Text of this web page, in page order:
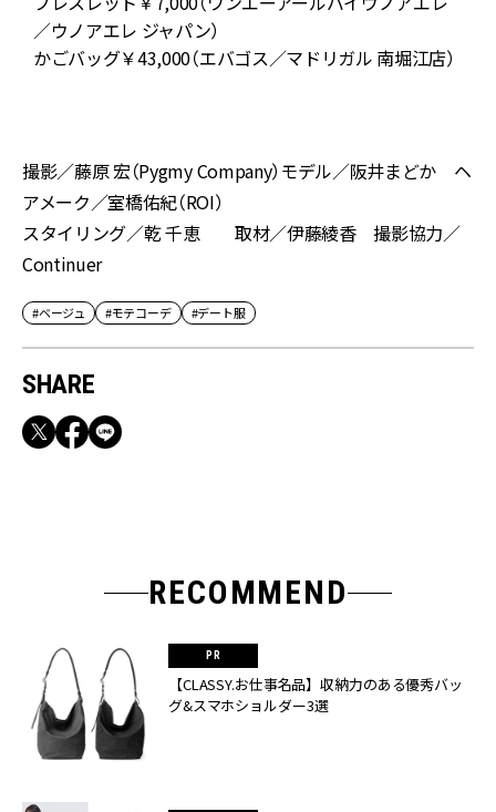
／ウノアエレ ジャパン）
かごバッグ￥43,000（エバゴス／マドリガル 南堀江店）
撮影／藤原 宏（Pygmy Company）モデル／阪井まどか ヘ
アメーク／室橋佑紀（ROI）
スタイリング／乾 千恵 取材／伊藤綾香 撮影協力／
Continuer
#ベージュ #モテコーデ #デート服
SHARE
RECOMMEND
【CLASSY.お仕事名品】収納力のある優秀バッ
グ&スマホショルダー3選